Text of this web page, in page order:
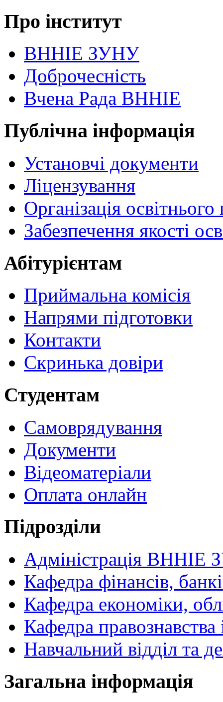
Про інститут
ВННІЕ ЗУНУ
Доброчесність
Вчена Рада ВННІЕ
Публічна інформація
Установчі документи
Ліцензування
Організація
Забезпечення якості
Абітурієнтам
Приймальна комісія
Напрями підготовки
Контакти
Скринька довіри
Студентам
Самоврядування
Документи
Відеоматеріали
Оплата онлайн
Підрозділи
Адміністрація ВННІЕ
Кафедра фінансів,
Кафедра економіки,
Кафедра
Навчальний відділ та
Загальна інформація